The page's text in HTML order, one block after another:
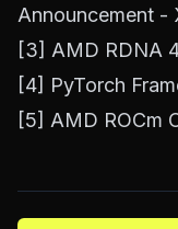
Announcement -
[3] AMD RDNA
[4] PyTorch
[5] AMD ROCm